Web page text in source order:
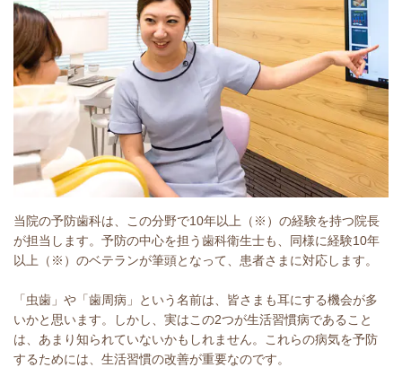
当院の予防歯科は、この分野で10年以上（※）の経験を持つ院長
が担当します。予防の中心を担う歯科衛生士も、同様に経験10年
以上（※）のベテランが筆頭となって、患者さまに対応します。
「虫歯」や「歯周病」という名前は、皆さまも耳にする機会が多
いかと思います。しかし、実はこの2つが生活習慣病であること
は、あまり知られていないかもしれません。これらの病気を予防
するためには、生活習慣の改善が重要なのです。